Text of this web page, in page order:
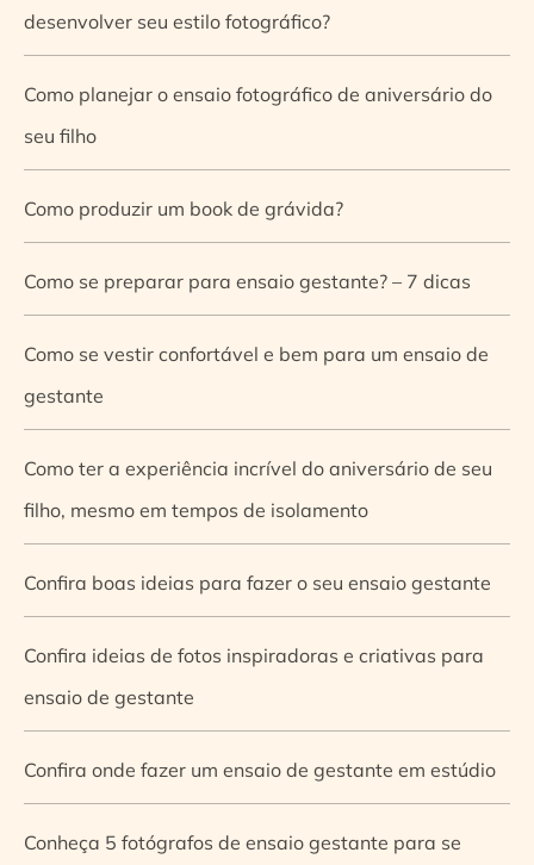
desenvolver seu estilo fotográfico?
Como planejar o ensaio fotográfico de aniversário do
seu filho
Como produzir um book de grávida?
Como se preparar para ensaio gestante? – 7 dicas
Como se vestir confortável e bem para um ensaio de
gestante
Como ter a experiência incrível do aniversário de seu
filho, mesmo em tempos de isolamento
Confira boas ideias para fazer o seu ensaio gestante
Confira ideias de fotos inspiradoras e criativas para
ensaio de gestante
Confira onde fazer um ensaio de gestante em estúdio
Conheça 5 fotógrafos de ensaio gestante para se